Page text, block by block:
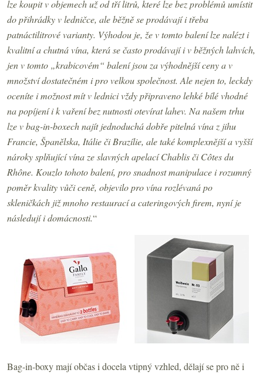
lze koupit v objemech už od tří litrů, které lze bez problémů umístit
do přihrádky v ledničce, ale běžně se prodávají i třeba
patnáctilitrové varianty. Výhodou je, že v tomto balení lze nalézt i
kvalitní a chutná vína, která se často prodávají i v běžných lahvích,
jen v tomto „krabicovém“ balení jsou za výhodnější ceny a v
množství dostatečném i pro velkou společnost. Ale nejen to, leckdy
oceníte i možnost mít v lednici vždy připraveno lehké bílé vhodné
na popíjení i k vaření bez nutnosti otevírat lahev. Na našem trhu
lze v bag-in-boxech najít jednoduchá dobře pitelná vína z jihu
Francie, Španělska, Itálie či Brazílie, ale také komplexnější a vyšší
nároky splňující vína ze slavných apelací Chablis či Côtes du
Rhône. Kouzlo tohoto balení, pro snadnost manipulace i rozumný
poměr kvality vůči ceně, objevilo pro vína rozlévaná po
skleničkách již mnoho restaurací a cateringových firem, nyní je
následují i domácnosti.“
Bag-in-boxy mají občas i docela vtipný vzhled, dělají se pro ně i